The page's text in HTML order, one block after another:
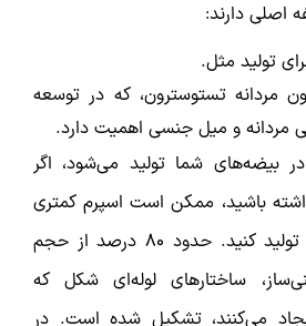
اصلی دارند:
تولید مثل.
مردانه تستوسترون، که در توسعه
مردانه و میل جنسی اهمیت دارد.
بیضه‌های شما تولید می‌شود، اگر
باشید، ممکن است اسپرم کمتری
نسبت به حد متوسط ​​تولید کنید. حدود ۸۰ درصد از حجم
ساختارهای لوله‌ای شکل که
می‌کنند، تشکیل شده است. در